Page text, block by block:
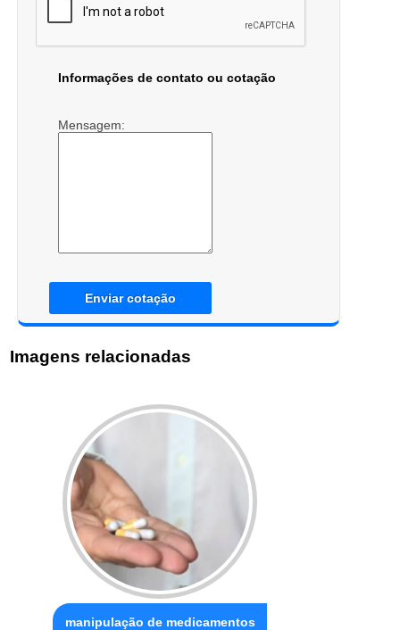
Informações de contato ou cotação
Mensagem:
Enviar cotação
Imagens relacionadas
manipulação de medicamentos